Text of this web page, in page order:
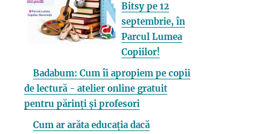
Bitsy pe 12
septembrie, în
Parcul Lumea
Copiilor!
Badabum: Cum îi apropiem pe copii
de lectură - atelier online gratuit
pentru părinți și profesori
Cum ar arăta educația dacă